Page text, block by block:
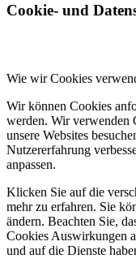
Cookie- und
Wie wir Cookies
Wir können Cookies
werden. Wir verwenden
unsere Websites
Nutzererfahrung
anpassen.
Klicken Sie auf die
mehr zu erfahren. Sie
ändern. Beachten Sie,
Cookies Auswirkungen
und auf die Dienste